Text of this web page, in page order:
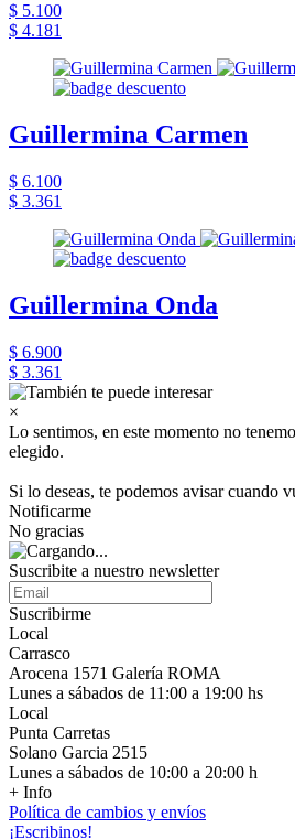
$ 5.100
$ 4.181
Guillermina Carmen
$ 6.100
$ 3.361
Guillermina Onda
$ 6.900
$ 3.361
×
Lo sentimos, en este momento no
elegido.
Si lo deseas, te podemos avisar cuando
Notificarme
No gracias
Suscribite a nuestro newsletter
Suscribirme
Local
Carrasco
Arocena 1571 Galería ROMA
Lunes a sábados de 11:00 a 19:00 hs
Local
Punta Carretas
Solano Garcia 2515
Lunes a sábados de 10:00 a 20:00 h
+ Info
Política de cambios y envíos
¡Escribinos!